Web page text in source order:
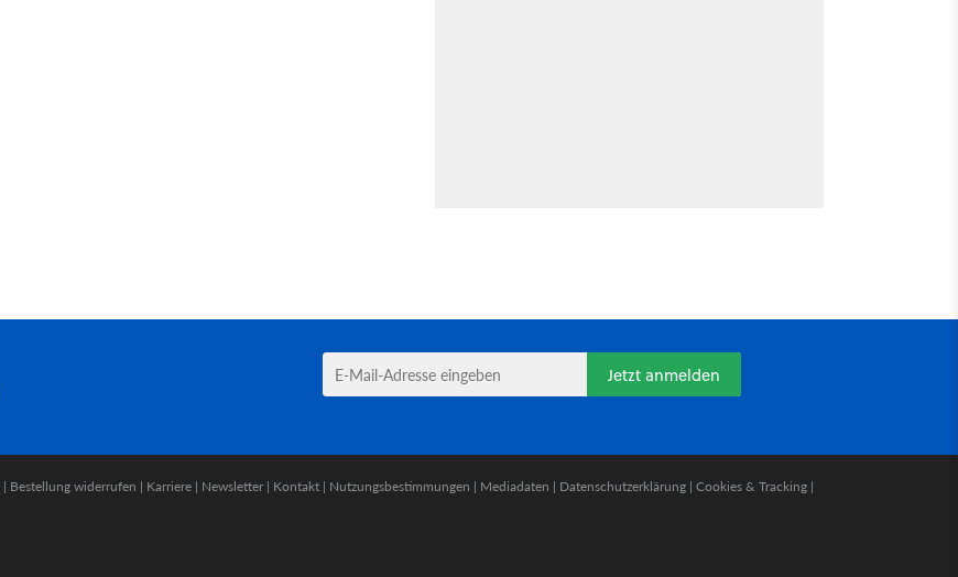
Jetzt anmelden
| Bestellung widerrufen | Karriere | Newsletter | Kontakt | Nutzungsbestimmungen | Mediadaten | Datenschutzerklärung | Cookies & Tracking |